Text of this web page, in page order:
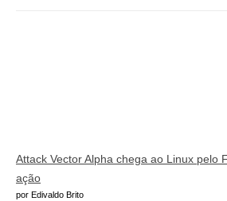
Attack Vector Alpha chega ao Linux pelo
ação
por Edivaldo Brito